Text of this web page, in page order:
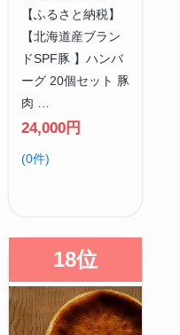
【ふるさと納税】
【北海道産ブラン
ドSPF豚 】ハンバ
ーグ 20個セット 豚
肉 …
24,000円
(0件)
18位